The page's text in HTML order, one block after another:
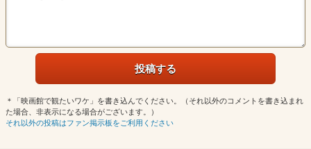
＊「映画館で観たいワケ」を書き込んでください。（それ以外のコメントを書き込まれ
た場合、非表示になる場合がございます。）
それ以外の投稿はファン掲示板をご利用ください